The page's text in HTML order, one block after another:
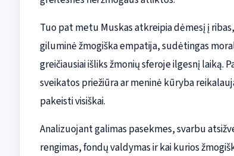
Tuo pat metu Muskas atkreipia dėmesį į
giluminė žmogiška empatija, sudėtingas
greičiausiai išliks žmonių sferoje ilgesnį laiką.
sveikatos priežiūra ar meninė kūryba
pakeisti visiškai.
Analizuojant galimas pasekmes, svarbu
rengimas, fondų valdymas ir kai kurios